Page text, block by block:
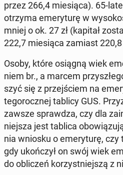
przez 266,4 mie­sią­ca). 65-
otrzyma eme­ry­tu­rę w
mniej o ok. 27 zł (kapitał
222,7 mie­sią­ca zamiast
Osoby, które osiągną wiek
niem br., a marcem
szyć się z przej­ściem na
te­go­rocz­nej tablicy GUS.
zawsze spraw­dza, czy dla
niej­sza jest tablica
nia wniosku o eme­ry­tu­rę, czy
gdy ukoń­czył on swój wiek
do ob­li­czeń ko­rzyst­niej­szą z